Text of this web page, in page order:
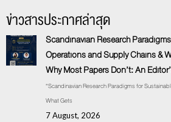
ข่าวสารประกาศล่าสุด
Scandinavian Research
Operations and Supply Chains &
Why Most Papers Don’t: An
“Scandinavian Research Paradigms for
What Gets
7 August, 2026